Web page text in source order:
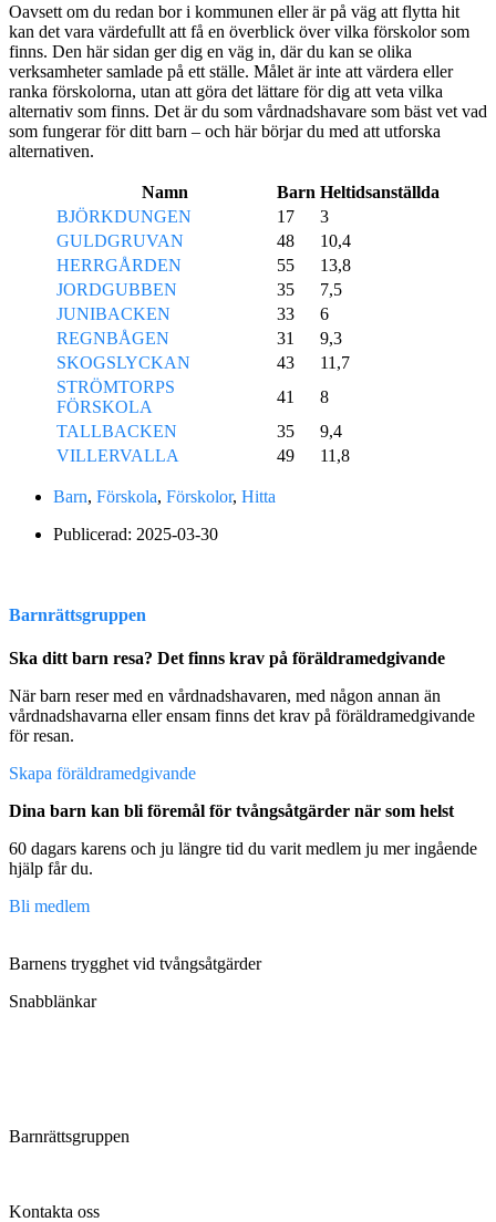
Oavsett om du redan bor i kommunen eller är på väg att flytta hit
kan det vara värdefullt att få en överblick över vilka förskolor som
finns. Den här sidan ger dig en väg in, där du kan se olika
verksamheter samlade på ett ställe. Målet är inte att värdera eller
ranka förskolorna, utan att göra det lättare för dig att veta vilka
alternativ som finns. Det är du som vårdnadshavare som bäst vet vad
som fungerar för ditt barn – och här börjar du med att utforska
alternativen.
Namn Barn Heltidsanställda
BJÖRKDUNGEN
17
3
GULDGRUVAN
48
10,4
HERRGÅRDEN
55
13,8
JORDGUBBEN
35
7,5
JUNIBACKEN
33
6
REGNBÅGEN
31
9,3
SKOGSLYCKAN
43
11,7
STRÖMTORPS
FÖRSKOLA
41
8
TALLBACKEN
35
9,4
VILLERVALLA
49 11,8
Barn, Förskola, Förskolor, Hitta
Publicerad: 2025-03-30
Barnrättsgruppen
Ska ditt barn resa? Det finns krav på föräldramedgivande
När barn reser med en vårdnadshavaren, med någon annan än
vårdnadshavarna eller ensam finns det krav på föräldramedgivande
för resan.
Skapa föräldramedgivande
Dina barn kan bli föremål för tvångsåtgärder när som helst
60 dagars karens och ju längre tid du varit medlem ju mer ingående
hjälp får du.
Bli medlem
Barnens trygghet vid tvångsåtgärder
Snabblänkar
Barnrättsgruppen
Kontakta oss